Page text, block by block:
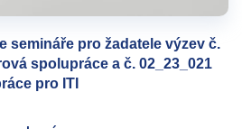
semináře pro žadatele výzev č.
spolupráce a č. 02_23_021
pro ITI